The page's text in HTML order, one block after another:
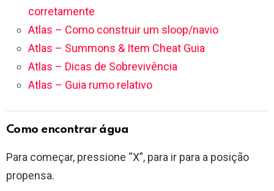
corretamente
Atlas – Como construir um sloop/navio
Atlas – Summons & Item Cheat Guia
Atlas – Dicas de Sobrevivência
Atlas – Guia rumo relativo
Como encontrar água
Para começar, pressione “X”, para ir para a posição
propensa.